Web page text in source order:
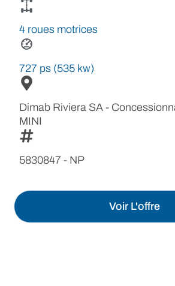
4 roues motrices
727 ps (535 kw)
Dimab Riviera SA -
MINI
5830847 - NP
Voir L'offre